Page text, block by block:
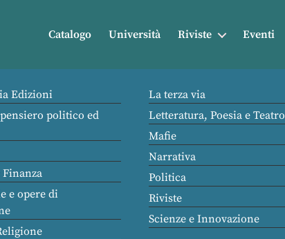
Catalogo Università Riviste Eventi
Edizioni
politico ed
e opere di
La terza via
Letteratura, Poesia e Teatro
Mafie
Narrativa
Politica
Riviste
Scienze e Innovazione